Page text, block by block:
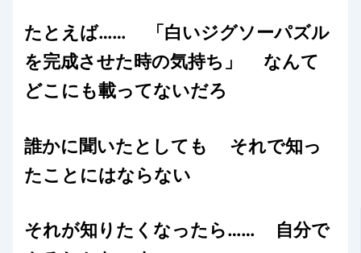
たとえば…… 「白いジグソーパズル
を完成させた時の気持ち」 なんて
どこにも載ってないだろ
誰かに聞いたとしても それで知っ
たことにはならない
それが知りたくなったら…… 自分で